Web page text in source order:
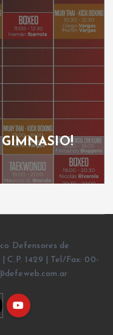
Defensores de
C.P. 1429 | Tel/Fax: 00-